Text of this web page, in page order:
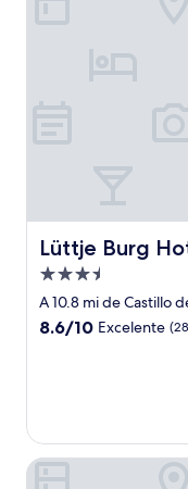
Lüttje Burg
Lüttje Burg Hotel
Propiedad
de
3.5
A 10.8 mi de Castillo
8.6
8.6/10 Excelente
Hotel Plöner See by